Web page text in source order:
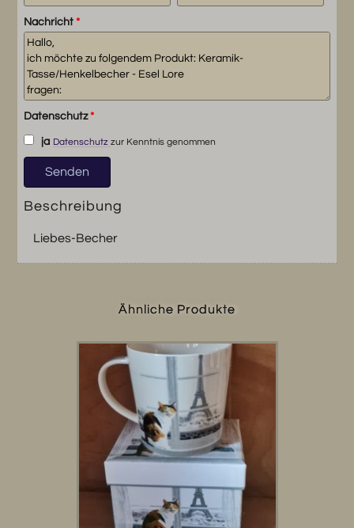
Nachricht*
Datenschutz*
ja Datenschutz zur Kenntnis genommen
Beschreibung
Liebes-Becher
Ähnliche Produkte